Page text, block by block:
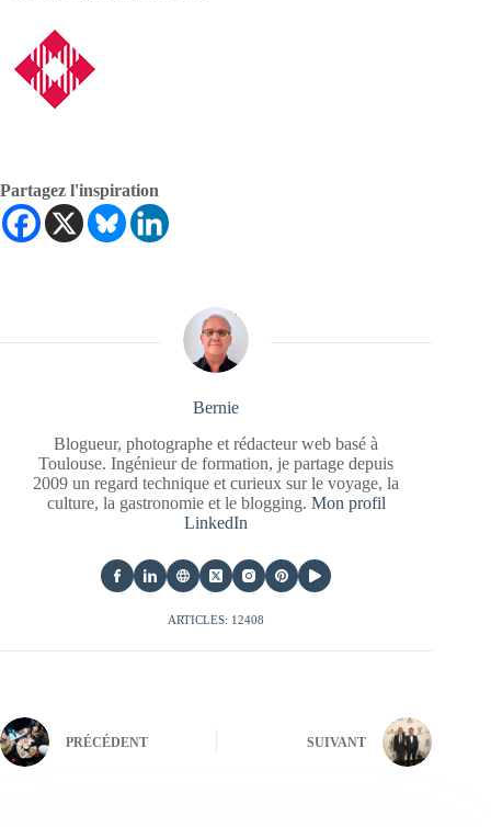
Partagez l'inspiration
Bernie
Blogueur, photographe et rédacteur web basé à
Toulouse. Ingénieur de formation, je partage depuis
2009 un regard technique et curieux sur le voyage, la
culture, la gastronomie et le blogging. Mon profil
LinkedIn
ARTICLES: 12408
PRÉCÉDENT SUIVANT